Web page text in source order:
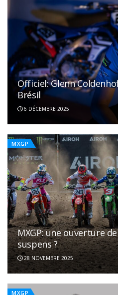
Officiel: Glenn
Brésil
6 DÉCEMBRE 2025
MXGP
MXGP: une ouverture
suspens ?
28 NOVEMBRE 2025
MXGP